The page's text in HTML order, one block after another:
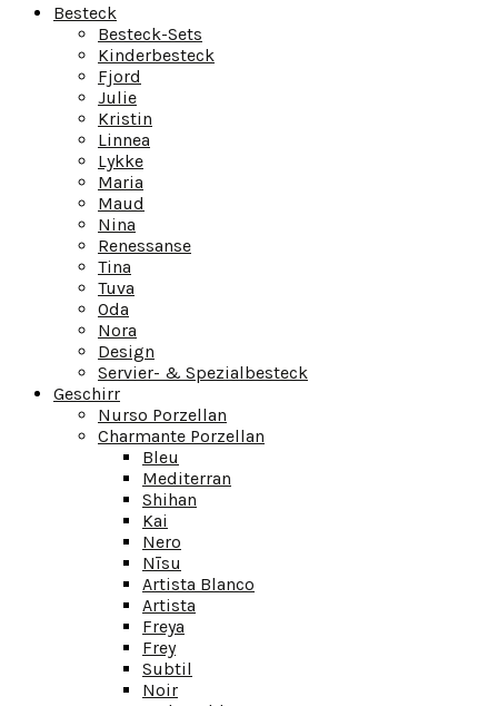
Besteck
Besteck-Sets
Kinderbesteck
Fjord
Julie
Kristin
Linnea
Lykke
Maria
Maud
Nina
Renessanse
Tina
Tuva
Oda
Nora
Design
Servier- & Spezialbesteck
Geschirr
Nurso Porzellan
Charmante Porzellan
Bleu
Mediterran
Shihan
Kai
Nero
Nīsu
Artista Blanco
Artista
Freya
Frey
Subtil
Noir